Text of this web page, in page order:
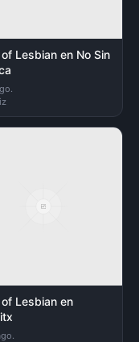
Lesbian en No Sin
Lesbian en